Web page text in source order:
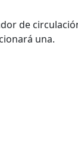
de
una.